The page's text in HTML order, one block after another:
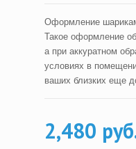
Оформление
Такое оформление
а при аккуратном
условиях в
ваших близких еще
2,480